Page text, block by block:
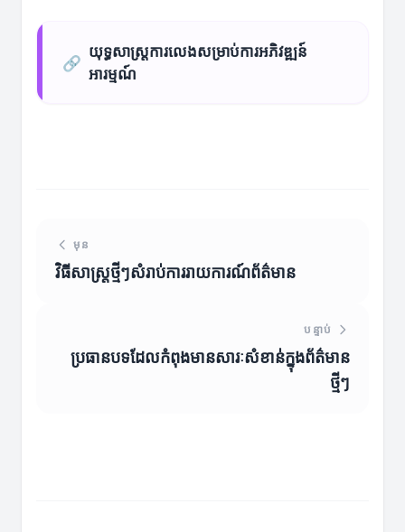
🔗
យុទ្ធសាស្ត្រការលេងសម្រាប់ការអភិវឌ្ឍន៍
អារម្មណ៍
មុន
វិធីសាស្រ្តថ្មីៗសំរាប់ការរាយការណ៍ព័ត៌មាន
បន្ទាប់
ប្រធានបទដែលកំពុងមានសារៈសំខាន់ក្នុងព័ត៌មាន
ថ្មីៗ